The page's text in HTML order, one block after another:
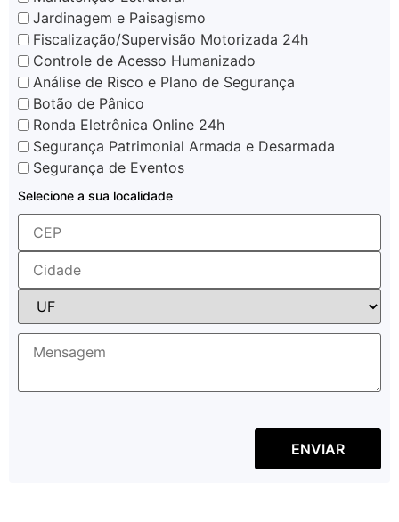
Jardinagem e Paisagismo
Fiscalização/Supervisão Motorizada 24h
Controle de Acesso Humanizado
Análise de Risco e Plano de Segurança
Botão de Pânico
Ronda Eletrônica Online 24h
Segurança Patrimonial Armada e Desarmada
Segurança de Eventos
Selecione a sua localidade
ENVIAR